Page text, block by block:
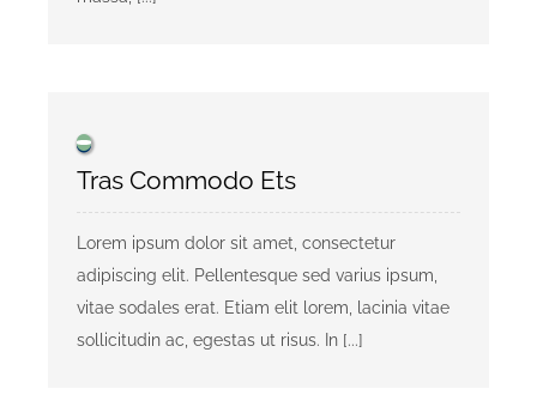
Tras Commodo Ets
Lorem ipsum dolor sit amet, consectetur
adipiscing elit. Pellentesque sed varius ipsum,
vitae sodales erat. Etiam elit lorem, lacinia vitae
sollicitudin ac, egestas ut risus. In [...]